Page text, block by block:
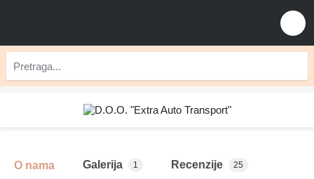
O nama Galerija 1 Recenzije 25